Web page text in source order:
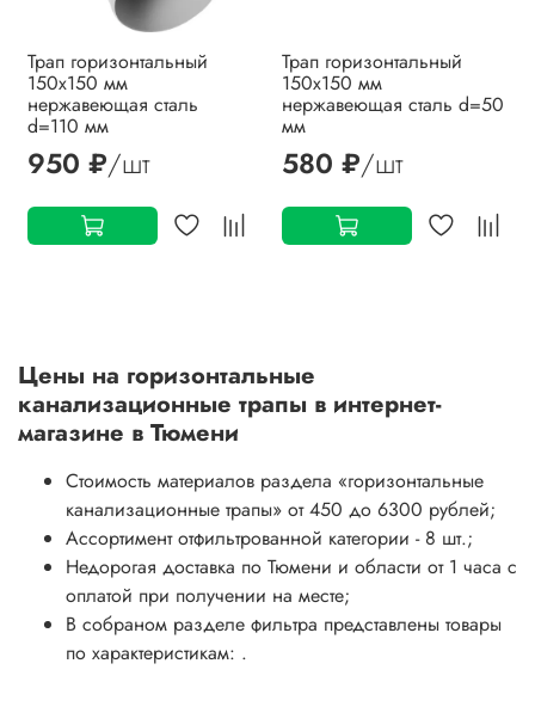
Трап горизонтальный
150х150 мм
нержавеющая сталь
d=110 мм
950 ₽/шт
Трап горизонтальный
150х150 мм
нержавеющая сталь d=50
мм
580 ₽/шт
Цены на горизонтальные
канализационные трапы в интернет-
магазине в Тюмени
Стоимость материалов раздела «горизонтальные
канализационные трапы» от 450 до 6300 рублей;
Ассортимент отфильтрованной категории - 8 шт.;
Недорогая доставка по Тюмени и области от 1 часа с
оплатой при получении на месте;
В собраном разделе фильтра представлены товары
по характеристикам: .